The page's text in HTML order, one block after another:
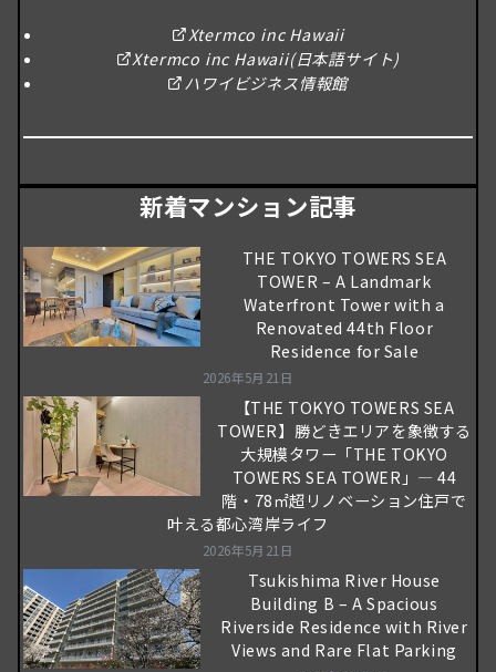
Xtermco inc Hawaii
Xtermco inc Hawaii(日本語サイト)
ハワイビジネス情報館
新着マンション記事
THE TOKYO TOWERS SEA
TOWER – A Landmark
Waterfront Tower with a
Renovated 44th Floor
Residence for Sale
2026年5月21日
【THE TOKYO TOWERS SEA
TOWER】勝どきエリアを象徴する
大規模タワー「THE TOKYO
TOWERS SEA TOWER」― 44
階・78㎡超リノベーション住戸で
叶える都心湾岸ライフ
2026年5月21日
Tsukishima River House
Building B – A Spacious
Riverside Residence with River
Views and Rare Flat Parking